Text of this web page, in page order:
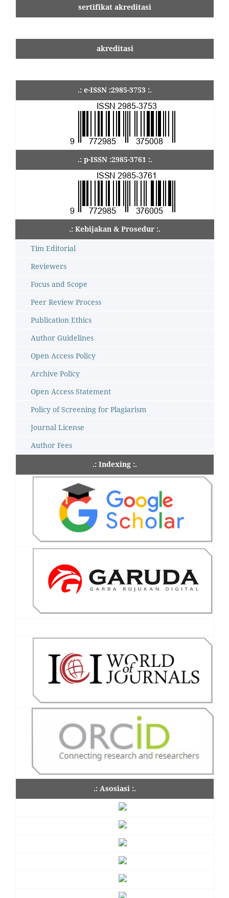
sertifikat akreditasi
akreditasi
.: e-ISSN :2985-3753 :.
.: p-ISSN :2985-3761 :.
.: Kebijakan & Prosedur :.
Tim Editorial
Reviewers
Focus and Scope
Peer Review Process
Publication Ethics
Author Guidelines
Open Access Policy
Archive Policy
Open Access Statement
Policy of Screening for Plagiarism
Journal License
Author Fees
.: Indexing :.
.: Asosiasi :.